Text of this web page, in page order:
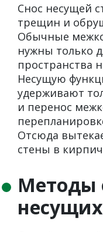
Снос несущей
трещин и
Обычные
нужны только
пространства
Несущую
удерживают
и перенос
Отсюда
стены в
Методы